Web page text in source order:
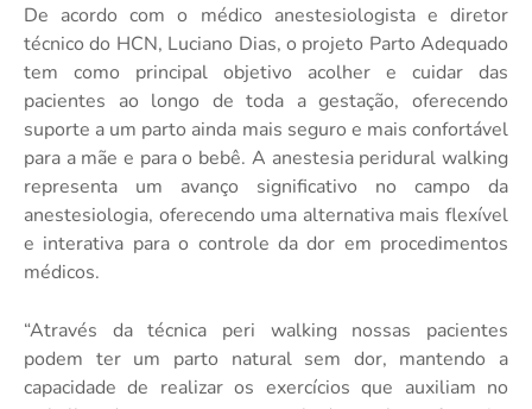
De acordo com o médico anestesiologista e diretor
técnico do HCN, Luciano Dias, o projeto Parto Adequado
tem como principal objetivo acolher e cuidar das
pacientes ao longo de toda a gestação, oferecendo
suporte a um parto ainda mais seguro e mais confortável
para a mãe e para o bebê. A anestesia peridural walking
representa um avanço significativo no campo da
anestesiologia, oferecendo uma alternativa mais flexível
e interativa para o controle da dor em procedimentos
médicos.
“Através da técnica peri walking nossas pacientes
podem ter um parto natural sem dor, mantendo a
capacidade de realizar os exercícios que auxiliam no